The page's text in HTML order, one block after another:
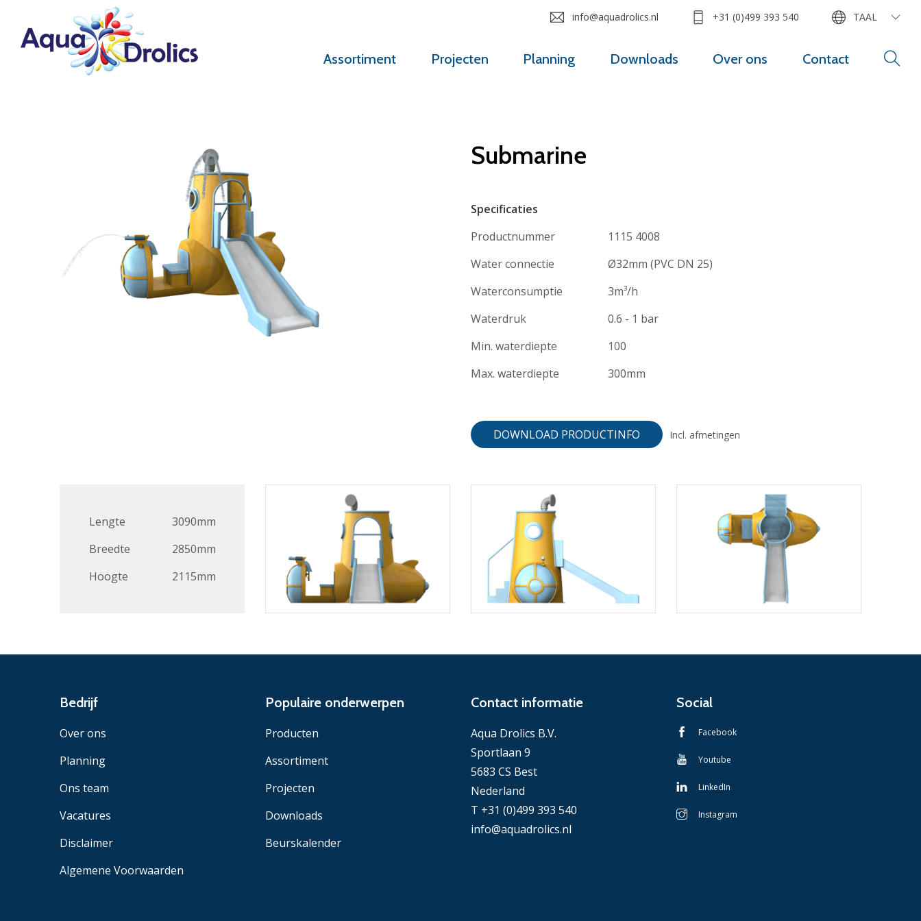
Assortiment Projecten Planning Downloads Over ons Contact
info@aquadrolics.nl +31 (0)499 393 540 TAAL
Lengte
3090mm
Breedte
2850mm
Hoogte
2115mm
Submarine
Specificaties
Productnummer
1115 4008
Water connectie
Ø32mm (PVC DN 25)
Waterconsumptie
3m³/h
Waterdruk
0.6 - 1 bar
Min. waterdiepte
100
Max. waterdiepte
300mm
DOWNLOAD PRODUCTINFO Incl. afmetingen
Bedrijf
Over ons
Planning
Ons team
Vacatures
Disclaimer
Algemene Voorwaarden
Populaire onderwerpen
Producten
Assortiment
Projecten
Downloads
Beurskalender
Contact informatie
Aqua Drolics B.V.
Sportlaan 9
5683 CS Best
Nederland
T +31 (0)499 393 540
info@aquadrolics.nl
Social
Facebook
Youtube
LinkedIn
Instagram